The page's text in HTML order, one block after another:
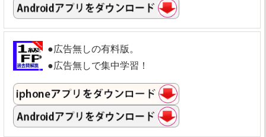
●広告無しの有料版。
●広告無しで集中学習！